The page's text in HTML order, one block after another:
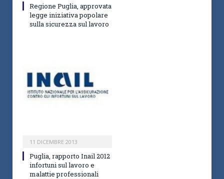
Regione Puglia, approvata
legge iniziativa popolare
sulla sicurezza sul lavoro
11 DICEMBRE 2013
Puglia, rapporto Inail 2012
infortuni sul lavoro e
malattie professionali